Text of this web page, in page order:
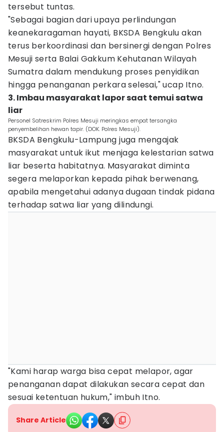
tersebut tuntas.
"Sebagai bagian dari upaya perlindungan
keanekaragaman hayati, BKSDA Bengkulu akan
terus berkoordinasi dan bersinergi dengan Polres
Mesuji serta Balai Gakkum Kehutanan Wilayah
Sumatra dalam mendukung proses penyidikan
hingga penanganan perkara selesai," ucap Itno.
3. Imbau masyarakat lapor saat temui satwa
liar
Personel Satreskrim Polres Mesuji meringkas empat tersangka
penyembelihan hewan tapir. (DOK. Polres Mesuji).
BKSDA Bengkulu-Lampung juga mengajak
masyarakat untuk ikut menjaga kelestarian satwa
liar beserta habitatnya. Masyarakat diminta
segera melaporkan kepada pihak berwenang,
apabila mengetahui adanya dugaan tindak pidana
terhadap satwa liar yang dilindungi.
"Kami harap warga bisa cepat melapor, agar
penanganan dapat dilakukan secara cepat dan
sesuai ketentuan hukum," imbuh Itno.
Share Article